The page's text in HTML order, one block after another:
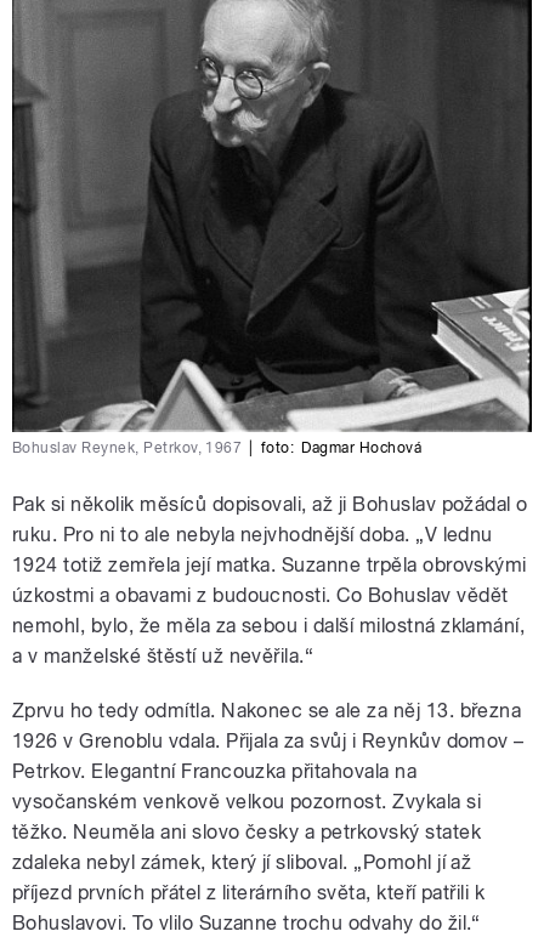
Bohuslav Reynek, Petrkov, 1967 foto: Dagmar Hochová
Pak si několik měsíců dopisovali, až ji Bohuslav požádal o
ruku. Pro ni to ale nebyla nejvhodnější doba. „V lednu
1924 totiž zemřela její matka. Suzanne trpěla obrovskými
úzkostmi a obavami z budoucnosti. Co Bohuslav vědět
nemohl, bylo, že měla za sebou i další milostná zklamání,
a v manželské štěstí už nevěřila.“
Zprvu ho tedy odmítla. Nakonec se ale za něj 13. března
1926 v Grenoblu vdala. Přijala za svůj i Reynkův domov –
Petrkov. Elegantní Francouzka přitahovala na
vysočanském venkově velkou pozornost. Zvykala si
těžko. Neuměla ani slovo česky a petrkovský statek
zdaleka nebyl zámek, který jí sliboval. „Pomohl jí až
příjezd prvních přátel z literárního světa, kteří patřili k
Bohuslavovi. To vlilo Suzanne trochu odvahy do žil.“